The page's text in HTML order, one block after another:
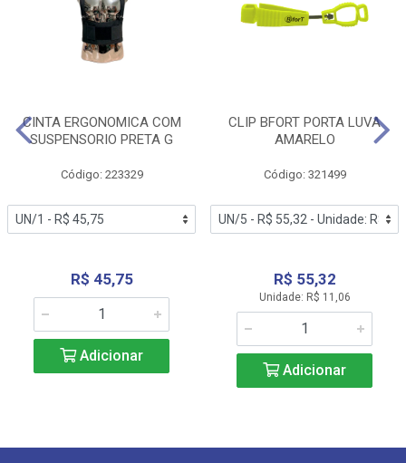
CINTA ERGONOMICA COM
SUSPENSORIO PRETA G
Código: 223329
R$ 45,75
Adicionar
CLIP BFORT PORTA LUVA
AMARELO
Código: 321499
R$ 55,32
Unidade: R$ 11,06
Adicionar